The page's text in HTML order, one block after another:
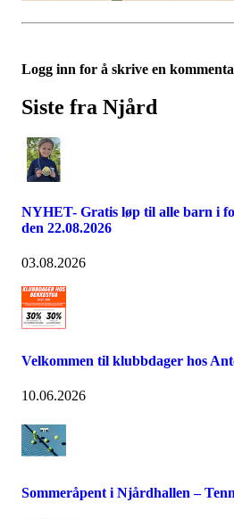
Logg inn for å skrive en
Siste fra Njård
NYHET- Gratis løp til alle barn i
den 22.08.2026
03.08.2026
Velkommen til klubbdager hos
10.06.2026
Sommeråpent i Njårdhallen –